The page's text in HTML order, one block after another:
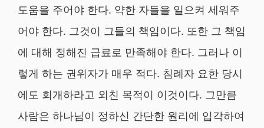
도움을 주어야 한다. 약한 자들을 일으켜 세워주
어야 한다. 그것이 그들의 책임이다. 또한 그 책임
에 대해 정해진 급료로 만족해야 한다. 그러나 이
렇게 하는 권위자가 매우 적다. 침례자 요한 당시
에도 회개하라고 외친 목적이 이것이다. 그만큼
사람은 하나님이 정하신 간단한 원리에 입각하여